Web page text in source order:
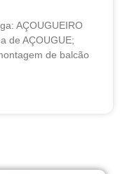
AÇOUGUEIRO
de AÇOUGUE;
de balcão